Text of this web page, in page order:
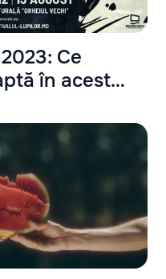
Ce
în acest